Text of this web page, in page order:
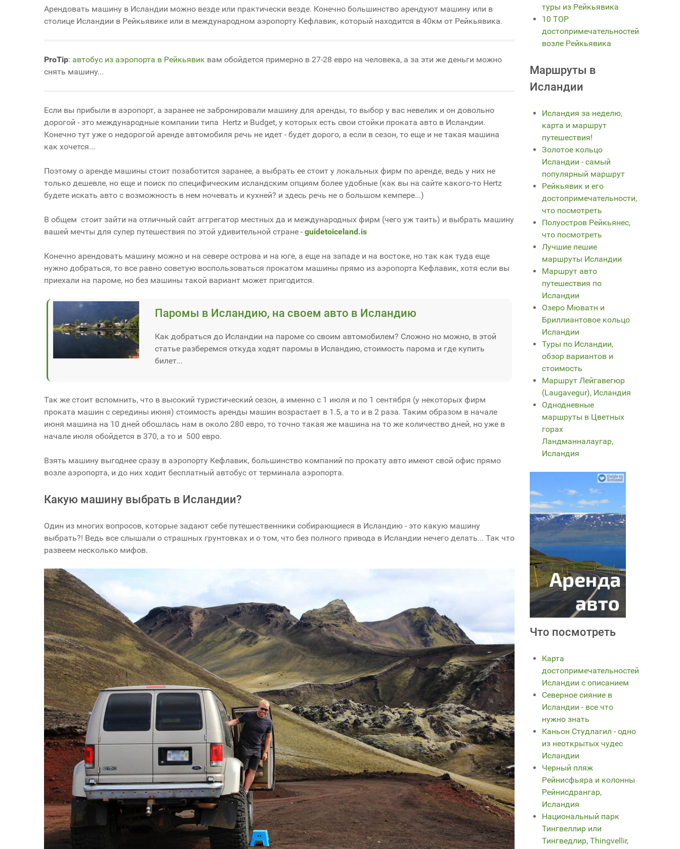
Арендовать машину в Исландии можно везде или практически везде. Конечно большинство арендуют машину или в
столице Исландии в Рейкьявике или в международном аэропорту Кефлавик, который находится в 40км от Рейкьявика.
ProTip: автобус из аэропорта в Рейкьявик вам обойдется примерно в 27-28 евро на человека, а за эти же деньги можно
снять машину...
Если вы прибыли в аэропорт, а заранее не забронировали машину для аренды, то выбор у вас невелик и он довольно
дорогой - это международные компании типа Hertz и Budget, у которых есть свои стойки проката авто в Исландии.
Конечно тут уже о недорогой аренде автомобиля речь не идет - будет дорого, а если в сезон, то еще и не такая машина
как хочется...
Поэтому о аренде машины стоит позаботится заранее, а выбрать ее стоит у локальных фирм по аренде, ведь у них не
только дешевле, но еще и поиск по специфическим исландским опциям более удобные (как вы на сайте какого-то Hertz
будете искать авто с возможность в нем ночевать и кухней? и здесь речь не о большом кемпере...)
В общем стоит зайти на отличный сайт аггрегатор местных да и международных фирм (чего уж таить) и выбрать машину
вашей мечты для супер путешествия по этой удивительной стране - guidetoiceland.is
Конечно арендовать машину можно и на севере острова и на юге, а еще на западе и на востоке, но так как туда еще
нужно добраться, то все равно советую воспользоваться прокатом машины прямо из аэропорта Кефлавик, хотя если вы
приехали на пароме, но без машины такой вариант может пригодится.
Паромы в Исландию, на своем авто в Исландию
Как добраться до Исландии на пароме со своим автомобилем? Сложно но можно, в этой
статье разберемся откуда ходят паромы в Исландию, стоимость парома и где купить
билет...
Так же стоит вспомнить, что в высокий туристический сезон, а именно с 1 июля и по 1 сентября (у некоторых фирм
проката машин с середины июня) стоимость аренды машин возрастает в 1.5, а то и в 2 раза. Таким образом в начале
июня машина на 10 дней обошлась нам в около 280 евро, то точно такая же машина на то же количество дней, но уже в
начале июля обойдется в 370, а то и 500 евро.
Взять машину выгоднее сразу в аэропорту Кефлавик, большинство компаний по прокату авто имеют свой офис прямо
возле аэропорта, и до них ходит бесплатный автобус от терминала аэропорта.
Какую машину выбрать в Исландии?
Один из многих вопросов, которые задают себе путешественники собирающиеся в Исландию - это какую машину
выбрать?! Ведь все слышали о страшных грунтовках и о том, что без полного привода в Исландии нечего делать... Так что
развеем несколько мифов.
туры из Рейкьявика
10 TOP
достопримечательностей
возле Рейкьявика
Маршруты в
Исландии
Исландия за неделю,
карта и маршрут
путешествия!
Золотое кольцо
Исландии - самый
популярный маршрут
Рейкьявик и его
достопримечательности,
что посмотреть
Полуостров Рейкьянес,
что посмотреть
Лучшие пешие
маршруты Исландии
Маршрут авто
путешествия по
Исландии
Озеро Мюватн и
Бриллиантовое кольцо
Исландии
Туры по Исландии,
обзор вариантов и
стоимость
Маршрут Лейгавегюр
(Laugavegur), Исландия
Однодневные
маршруты в Цветных
горах
Ландманналаугар,
Исландия
Что посмотреть
Карта
достопримечательностей
Исландии с описанием
Северное сияние в
Исландии - все что
нужно знать
Каньон Студлагил - одно
из неоткрытых чудес
Исландии
Черный пляж
Рейнисфьяра и колонны
Рейнисдрангар,
Исландия
Национальный парк
Тингвеллир или
Тингведлир, Thingvellir,